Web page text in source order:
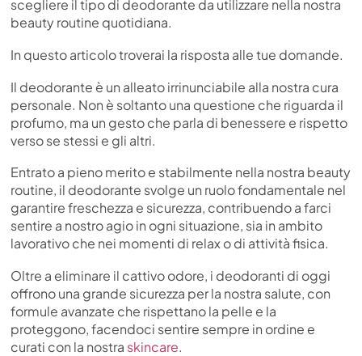
scegliere il tipo di deodorante da utilizzare nella nostra
beauty routine quotidiana.
In questo articolo troverai la risposta alle tue domande.
Il deodorante è un alleato irrinunciabile alla nostra cura
personale. Non è soltanto una questione che riguarda il
profumo, ma un gesto che parla di benessere e rispetto
verso se stessi e gli altri.
Entrato a pieno merito e stabilmente nella nostra beauty
routine, il deodorante svolge un ruolo fondamentale nel
garantire freschezza e sicurezza, contribuendo a farci
sentire a nostro agio in ogni situazione, sia in ambito
lavorativo che nei momenti di relax o di attività fisica.
Oltre a eliminare il cattivo odore, i deodoranti di oggi
offrono una grande sicurezza per la nostra salute, con
formule avanzate che rispettano la pelle e la
proteggono, facendoci sentire sempre in ordine e
curati con la nostra skincare.